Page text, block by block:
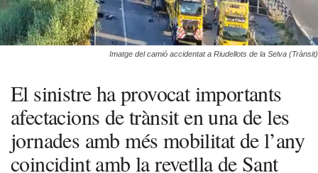
Imatge del camió accidentat a Riudellots de la Selva (Trànsit)
El sinistre ha provocat importants
afectacions de trànsit en una de les
jornades amb més mobilitat de l’any
coincidint amb la revetlla de Sant